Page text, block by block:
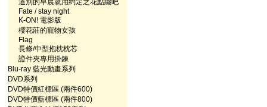
道別的早晨就用約定之花點綴吧
Fate / stay night
K-ON! 電影版
櫻花莊的寵物女孩
Flag
長條/中型抱枕枕芯
證件夾專用掛鍊
Blu-ray 藍光動畫系列
DVD系列
DVD特價紅標區 (兩件600)
DVD特價藍標區 (兩件800)